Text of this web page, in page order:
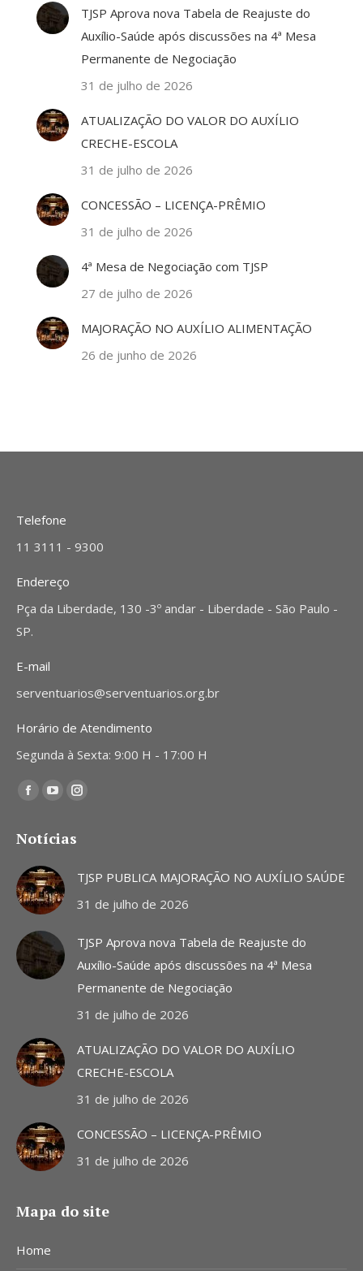
TJSP Aprova nova Tabela de Reajuste do
Auxílio-Saúde após discussões na 4ª Mesa
Permanente de Negociação
31 de julho de 2026
ATUALIZAÇÃO DO VALOR DO AUXÍLIO
CRECHE-ESCOLA
31 de julho de 2026
CONCESSÃO – LICENÇA-PRÊMIO
31 de julho de 2026
4ª Mesa de Negociação com TJSP
27 de julho de 2026
MAJORAÇÃO NO AUXÍLIO ALIMENTAÇÃO
26 de junho de 2026
Telefone
11 3111 - 9300
Endereço
Pça da Liberdade, 130 -3º andar - Liberdade - São Paulo -
SP.
E-mail
serventuarios@serventuarios.org.br
Horário de Atendimento
Segunda à Sexta: 9:00 H - 17:00 H
Encontre-nos em:
Facebook
opens
in
new
window
YouTube
opens
new
window
Instagram
opens
new
window
Notícias
TJSP PUBLICA MAJORAÇÃO NO AUXÍLIO SAÚDE
31 de julho de 2026
TJSP Aprova nova Tabela de Reajuste do
Auxílio-Saúde após discussões na 4ª Mesa
Permanente de Negociação
31 de julho de 2026
ATUALIZAÇÃO DO VALOR DO AUXÍLIO
CRECHE-ESCOLA
31 de julho de 2026
CONCESSÃO – LICENÇA-PRÊMIO
31 de julho de 2026
Mapa do site
Home